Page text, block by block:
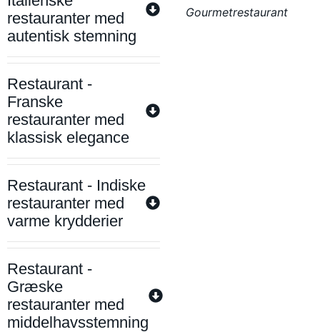
restauranter med
autentisk stemning
Restaurant -
Franske
restauranter med
klassisk elegance
Restaurant - Indiske
restauranter med
varme krydderier
Restaurant -
Græske
restauranter med
middelhavsstemning
Gourmetrestaurant